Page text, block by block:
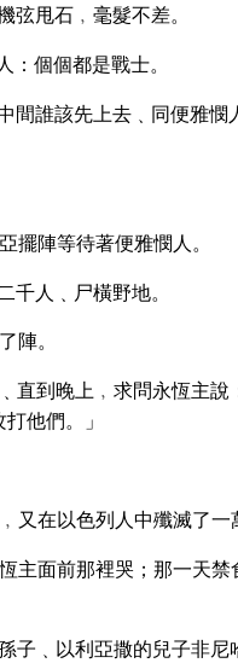
甩石﹐毫髮不差。
個個都是戰士。
間誰該先上去﹑同便雅
擺陣等待著便雅憫人。
人﹑尸橫野地。
陣。
直到晚上﹐求問永恆主
他們。」
在以色列人中殲滅了一
主面前那裡哭；那一天
子﹑以利亞撒的兒子非